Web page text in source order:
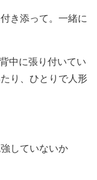
き添って。一緒に
中に張り付いてい
り、ひとりで人形
していないか